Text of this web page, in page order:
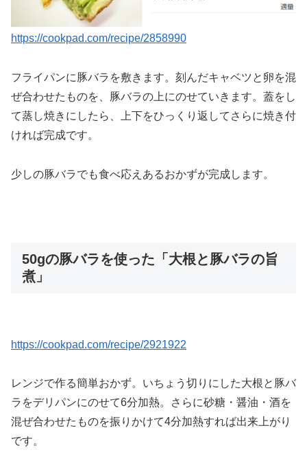
https://cookpad.com/recipe/2858990
フライパンに豚バラを敷きます。刻んだキャベツと卵を混
ぜ合わせたものを、豚バラの上にのせていきます。蓋をし
て蒸し焼きにしたら、上下をひっくり返してさらに焼き付
ければ完成です。
少しの豚バラでも食べ応えあるおかずが完成します。
50gの豚バラを使った「大根と豚バラの旨
煮」
https://cookpad.com/recipe/2921922
レンジで作る簡単おかず。いちょう切りにした大根と豚バ
ラをデリパンにのせて6分加熱。さらに砂糖・醤油・酒を
混ぜ合わせたものを振りかけて4分加熱すれば出来上がり
です。